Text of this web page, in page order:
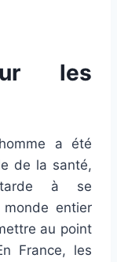
les
a été
de la santé,
tarde à se
entier
au point
France, les